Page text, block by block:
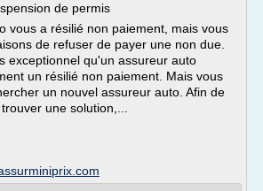
de permis
vous a résilié non paiement, mais vous
de refuser de payer une non due.
exceptionnel qu'un assureur auto
un résilié non paiement. Mais vous
un nouvel assureur auto. Afin de
une solution,...